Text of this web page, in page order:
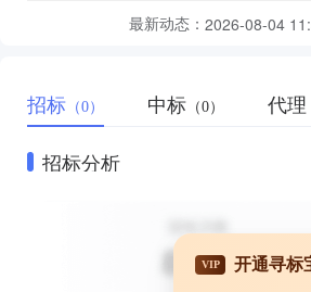
最新动态： 2026-08-04
招标 （0） 中标 （0） 代理
招标分析
VIP 开通寻标